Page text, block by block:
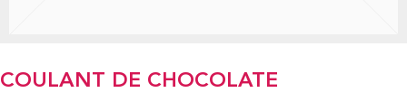
COULANT DE CHOCOLATE